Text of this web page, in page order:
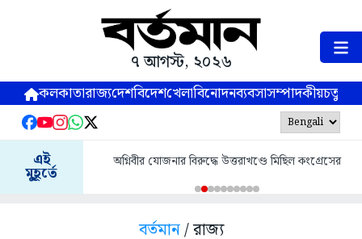
৭ আগস্ট, ২০২৬
কলকাতারাজ্যদেশবিদেশখেলাবিনোদনব্যবসাসম্পাদকীয়
এই
মুহূর্তে
অগ্নিবীর যোজনার বিরুদ্ধে উত্তরাখণ্ডে মিছিল কংগ্রেসের
বর্তমান/ রাজ্য